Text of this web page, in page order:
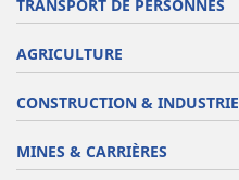
TRANSPORT DE PERSONNES
AGRICULTURE
CONSTRUCTION & INDUSTRIE
MINES & CARRIÈRES